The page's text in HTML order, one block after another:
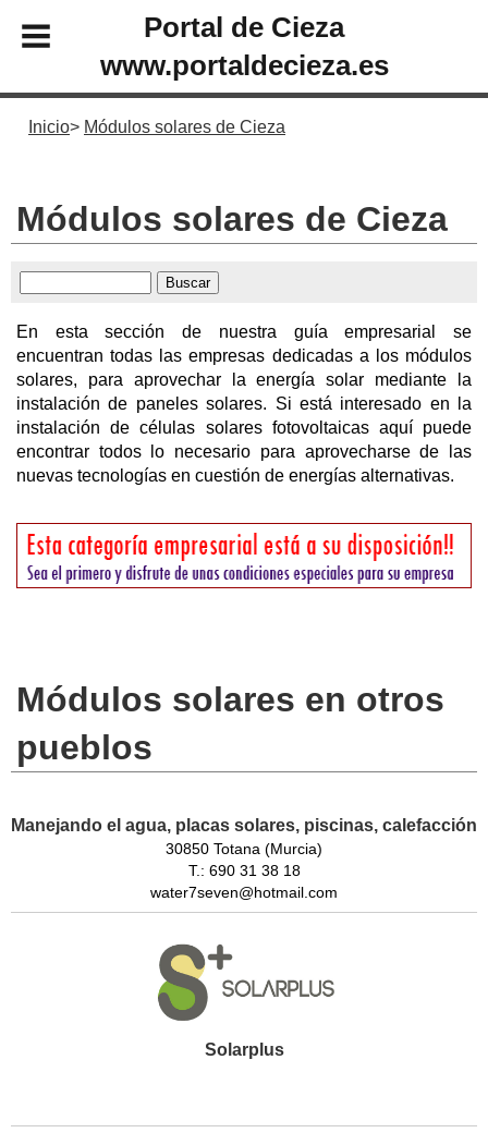
Portal de Cieza
www.portaldecieza.es
Inicio Módulos solares de Cieza
Módulos solares de Cieza
En esta sección de nuestra guía empresarial se
encuentran todas las empresas dedicadas a los módulos
solares, para aprovechar la energía solar mediante la
instalación de paneles solares. Si está interesado en la
instalación de células solares fotovoltaicas aquí puede
encontrar todos lo necesario para aprovecharse de las
nuevas tecnologías en cuestión de energías alternativas.
Módulos solares en otros
pueblos
Manejando el agua, placas solares, piscinas, calefacción
30850 Totana (Murcia)
T.: 690 31 38 18
water7seven@hotmail.com
Solarplus